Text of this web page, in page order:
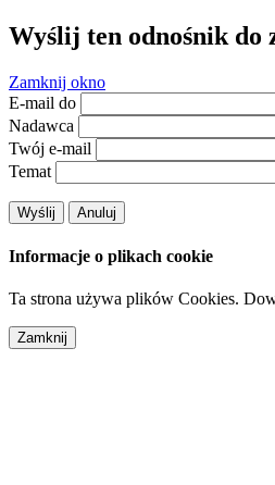
Wyślij ten odnośnik do
Zamknij okno
E-mail do
Nadawca
Twój e-mail
Temat
Wyślij Anuluj
Informacje o plikach cookie
Ta strona używa plików Cookies.